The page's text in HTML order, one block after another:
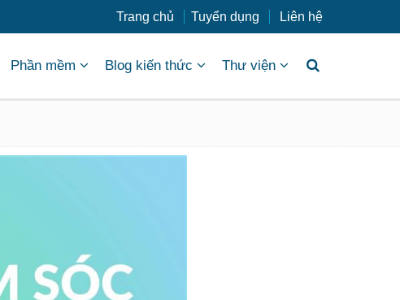
Trang chủ Tuyển dụng Liên hệ
Phần mềm Blog kiến thức Thư viện
đảm bảo được chăm sóc kỹ lưỡng, toàn diện. Do đó,